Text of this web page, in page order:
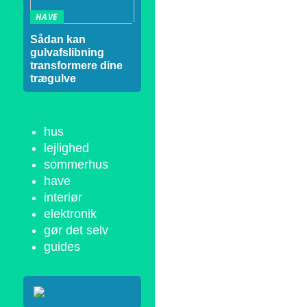
HAVE
Sådan kan
gulvafslibning
transformere dine
trægulve
hus
lejlighed
sommerhus
have
interiør
elektronik
gør det selv
guides